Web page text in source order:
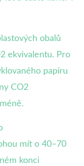
obalů
ekvivalentu. Pro
papíru
CO2
mít o 40–70
konci